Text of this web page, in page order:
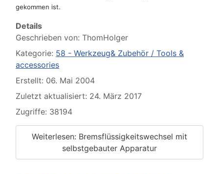
gekommen ist.
Details
Geschrieben von: ThomHolger
Kategorie: 58 - Werkzeug& Zubehör / Tools &
accessories
Erstellt: 06. Mai 2004
Zuletzt aktualisiert: 24. März 2017
Zugriffe: 38194
Weiterlesen: Bremsflüssigkeitswechsel mit
selbstgebauter Apparatur